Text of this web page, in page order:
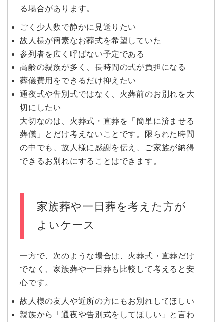
る場合があります。
ごく少人数で静かに見送りたい
故人様が簡素なお葬式を希望していた
参列者を広く呼ばない予定である
高齢の親族が多く、長時間の式が負担になる
葬儀費用をできるだけ抑えたい
通夜式や告別式ではなく、火葬前のお別れを大
切にしたい
大切なのは、火葬式・直葬を「簡単に済ませる
葬儀」とだけ考えないことです。限られた時間
の中でも、故人様に感謝を伝え、ご家族が納得
できるお別れにすることはできます。
家族葬や一日葬を考えた方が
よいケース
一方で、次のような場合は、火葬式・直葬だけ
でなく、家族葬や一日葬も比較して考えると安
心です。
故人様の友人や近所の方にもお別れしてほしい
親族から「通夜や告別式をしてほしい」と言わ